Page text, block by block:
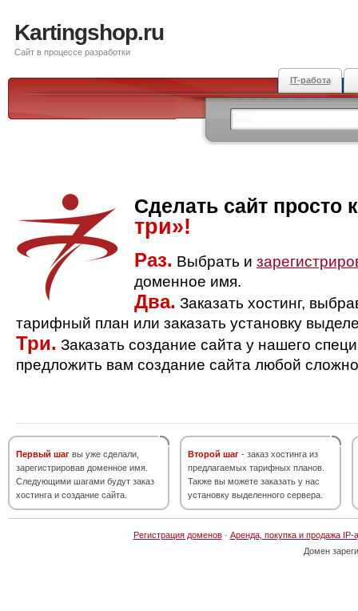
Kartingshop.ru
Сайт в процессе разработки
IT-работа
Сделать сайт просто
три»!
Раз. Выбрать и
доменное имя.
Два. Заказать хостинг,
тарифный план или заказать установку
Три. Заказать создание сайта у нашего
предложить вам создание сайта любой
Первый шаг вы уже сделали,
зарегистрировав доменное имя.
Следующими шагами будут заказ
хостинга и создание сайта.
Второй шаг - заказ хостинга из
предлагаемых тарифных планов.
Также вы можете заказать у нас
установку выделенного сервера.
Регистрация доменов· Аренда, покупка и продажа IP-
Домен